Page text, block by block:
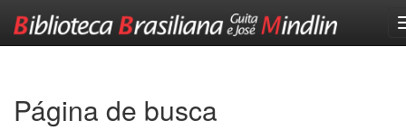
Página de busca